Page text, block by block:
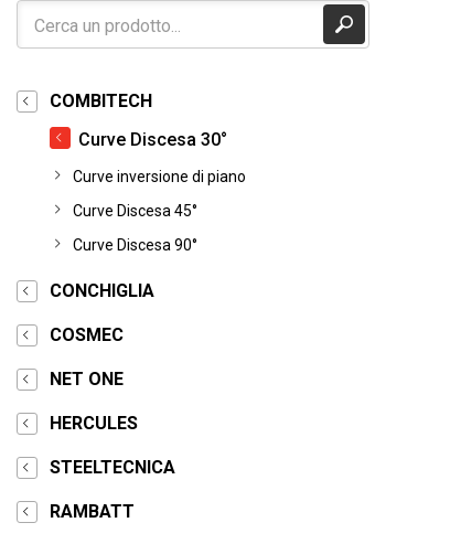
COMBITECH
Curve Discesa 30°
Curve inversione di piano
Curve Discesa 45°
Curve Discesa 90°
CONCHIGLIA
COSMEC
NET ONE
HERCULES
STEELTECNICA
RAMBATT